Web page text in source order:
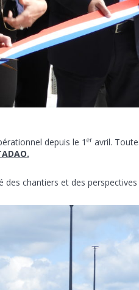
depuis le 1 eravril.
des chantiers et des perspectives